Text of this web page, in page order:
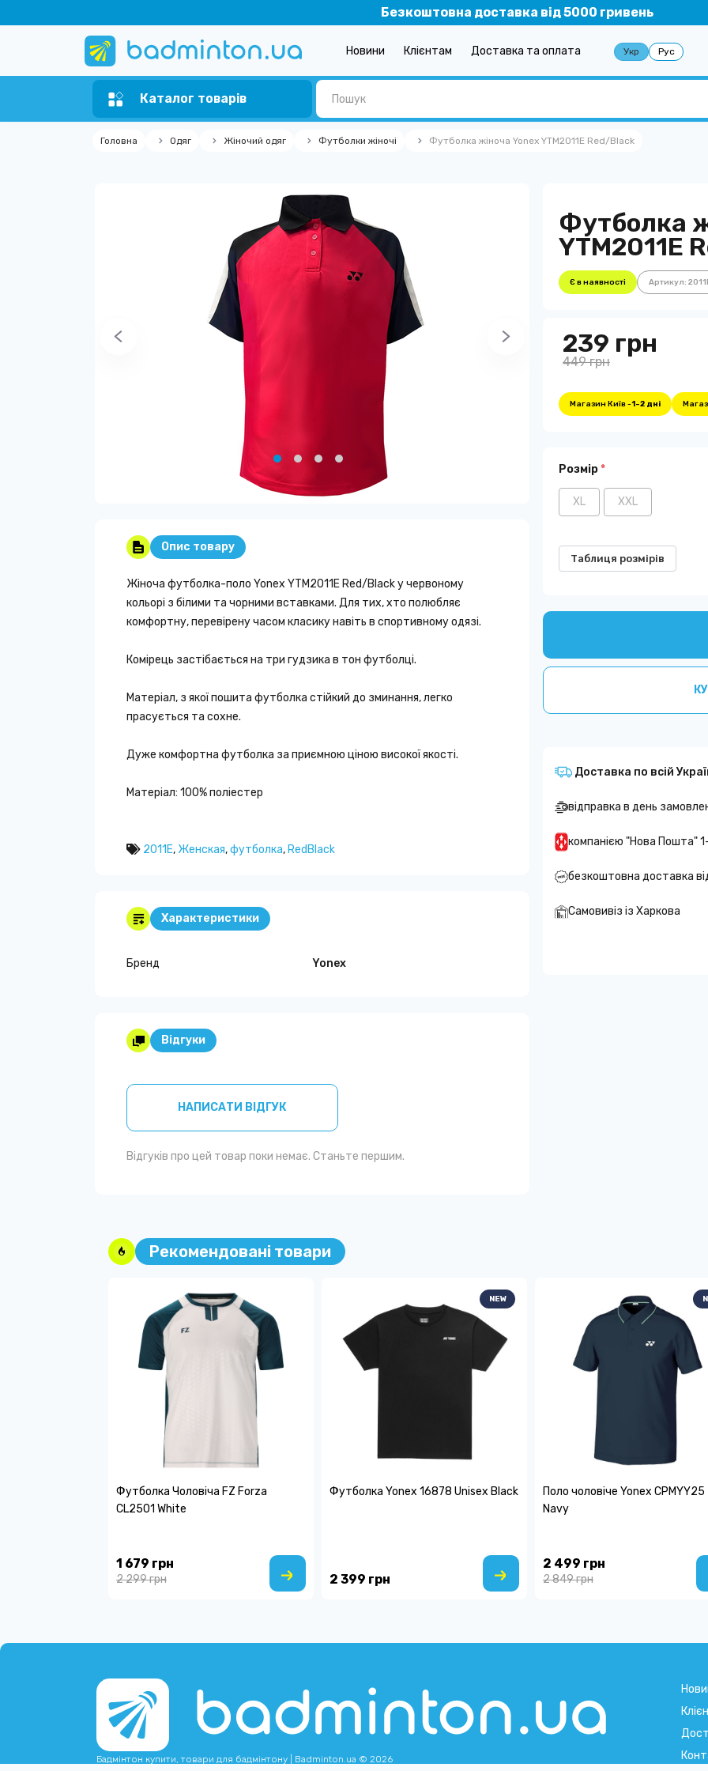
Безкоштовна доставка від 5000 гривень
Новини Клієнтам Доставка та оплата Укр Рус
Каталог товарів
Головна Одяг Жіночий одяг Футболки жіночі Футболка жіноча Yonex YTM2011E Red/Black
Опис товару
Жіноча футболка-поло Yonex YTM2011E Red/Black у червоному
кольорі з білими та чорними вставками. Для тих, хто полюбляє
комфортну, перевірену часом класику навіть в спортивному одязі.
Комірець застібається на три гудзика в тон футболці.
Матеріал, з якої пошита футболка стійкий до зминання, легко
прасується та сохне.
Дуже комфортна футболка за приємною ціною високої якості.
Матеріал: 100% поліестер
2011E, Женская,футболка, RedBlack
Характеристики
Бренд Yonex
Відгуки
НАПИСАТИ ВІДГУК
Відгуків про цей товар поки немає. Станьте першим.
Футболка
YTM2011E
Є в наявності Артикул:
239 грн
449 грн
Магазин Київ -1-2 дні
Розмір*
XL XXL
Таблиця розмірів
Доставка по всій
відправка в день
компанією "Нова Пошта"
безкоштовна доставка
Самовивіз із Харкова
Рекомендовані товари
Футболка Чоловіча FZ Forza
CL2501 White
1 679 грн
2 299 грн
NEW
Футболка Yonex 16878 Unisex Black
2 399 грн
Поло чоловіче Yonex CPMYY25
Navy
2 499 грн
2 849 грн
Бадмінтон купити, товари для бадмінтону | Badminton.ua © 2026